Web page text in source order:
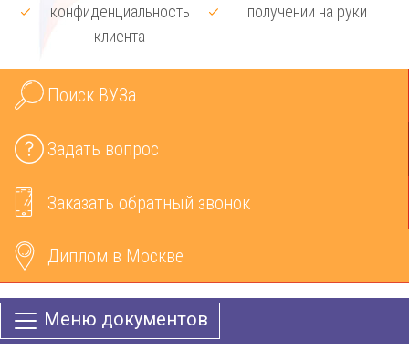
конфиденциальность
клиента
получении на руки
Поиск ВУЗа
Задать вопрос
Заказать обратный звонок
Диплом в Москве
Меню документов